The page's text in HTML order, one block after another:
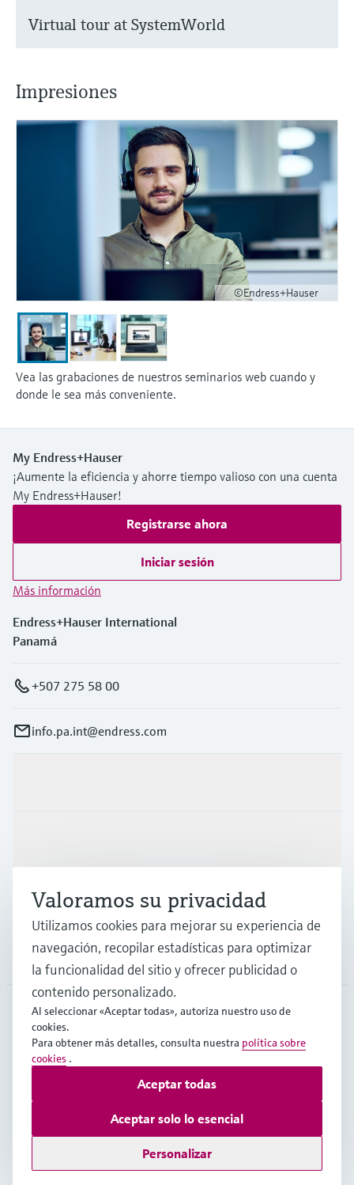
Virtual tour at SystemWorld
Impresiones
©Endress+Hauser
Vea las grabaciones de nuestros seminarios web cuando y
donde le sea más conveniente.
My Endress+Hauser
¡Aumente la eficiencia y ahorre tiempo valioso con una cuenta
My Endress+Hauser!
Registrarse ahora
Iniciar sesión
Más información
Endress+Hauser International
Panamá
+507 275 58 00
info.pa.int@endress.com
Soporte
Compañía
LAS
Copyright © Endress+Hauser Group Services AG
Términos de uso
Protección de datos
Términos y condiciones legales y generales
Valoramos su privacidad
Utilizamos cookies para mejorar su experiencia de
navegación, recopilar estadísticas para optimizar
la funcionalidad del sitio y ofrecer publicidad o
contenido personalizado.
Al seleccionar «Aceptar todas», autoriza nuestro uso de
cookies.
Para obtener más detalles, consulta nuestra política sobre
cookies .
Personalizar
Aceptar solo lo esencial
Aceptar todas